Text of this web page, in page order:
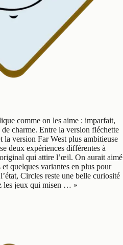
comme on les aime : imparfait,
charme. Entre la version fléchette
la version Far West plus ambitieuse
deux expériences différentes à
qui attire l’œil. On aurait aimé
quelques variantes en plus pour
Circles reste une belle curiosité
les jeux qui misen … »